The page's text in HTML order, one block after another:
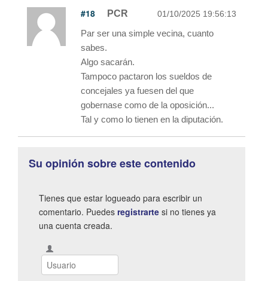
#18 PCR 01/10/2025 19:56:13
Par ser una simple vecina, cuanto
sabes.
Algo sacarán.
Tampoco pactaron los sueldos de
concejales ya fuesen del que
gobernase como de la oposición...
Tal y como lo tienen en la diputación.
Su opinión sobre este contenido
Tienes que estar logueado para escribir un
comentario. Puedes registrarte si no tienes ya
una cuenta creada.